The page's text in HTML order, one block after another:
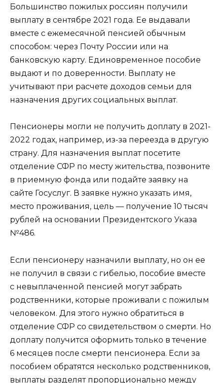
Большинство пожилых россиян получили
выплату в сентябре 2021 года. Ее выдавали
вместе с ежемесячной пенсией обычным
способом: через Почту России или на
банковскую карту. Единовременное пособие
выдают и по доверенности. Выплату не
учитывают при расчете доходов семьи для
назначения других социальных выплат.
Пенсионеры могли не получить доплату в 2021-
2022 годах, например, из-за переезда в другую
страну. Для назначения выплат посетите
отделение СФР по месту жительства, позвоните
в приемную фонда или подайте заявку на
сайте Госуслуг. В заявке нужно указать имя,
место проживания, цель — получение 10 тысяч
рублей на основании Президентского Указа
№486.
Если пенсионеру назначили выплату, но он ее
не получил в связи с гибелью, пособие вместе
с невыплаченной пенсией могут забрать
родственники, которые проживали с пожилым
человеком. Для этого нужно обратиться в
отделение СФР со свидетельством о смерти. Но
доплату получится оформить только в течение
6 месяцев после смерти пенсионера. Если за
пособием обратятся несколько родственников,
выплаты разделят пропорционально между